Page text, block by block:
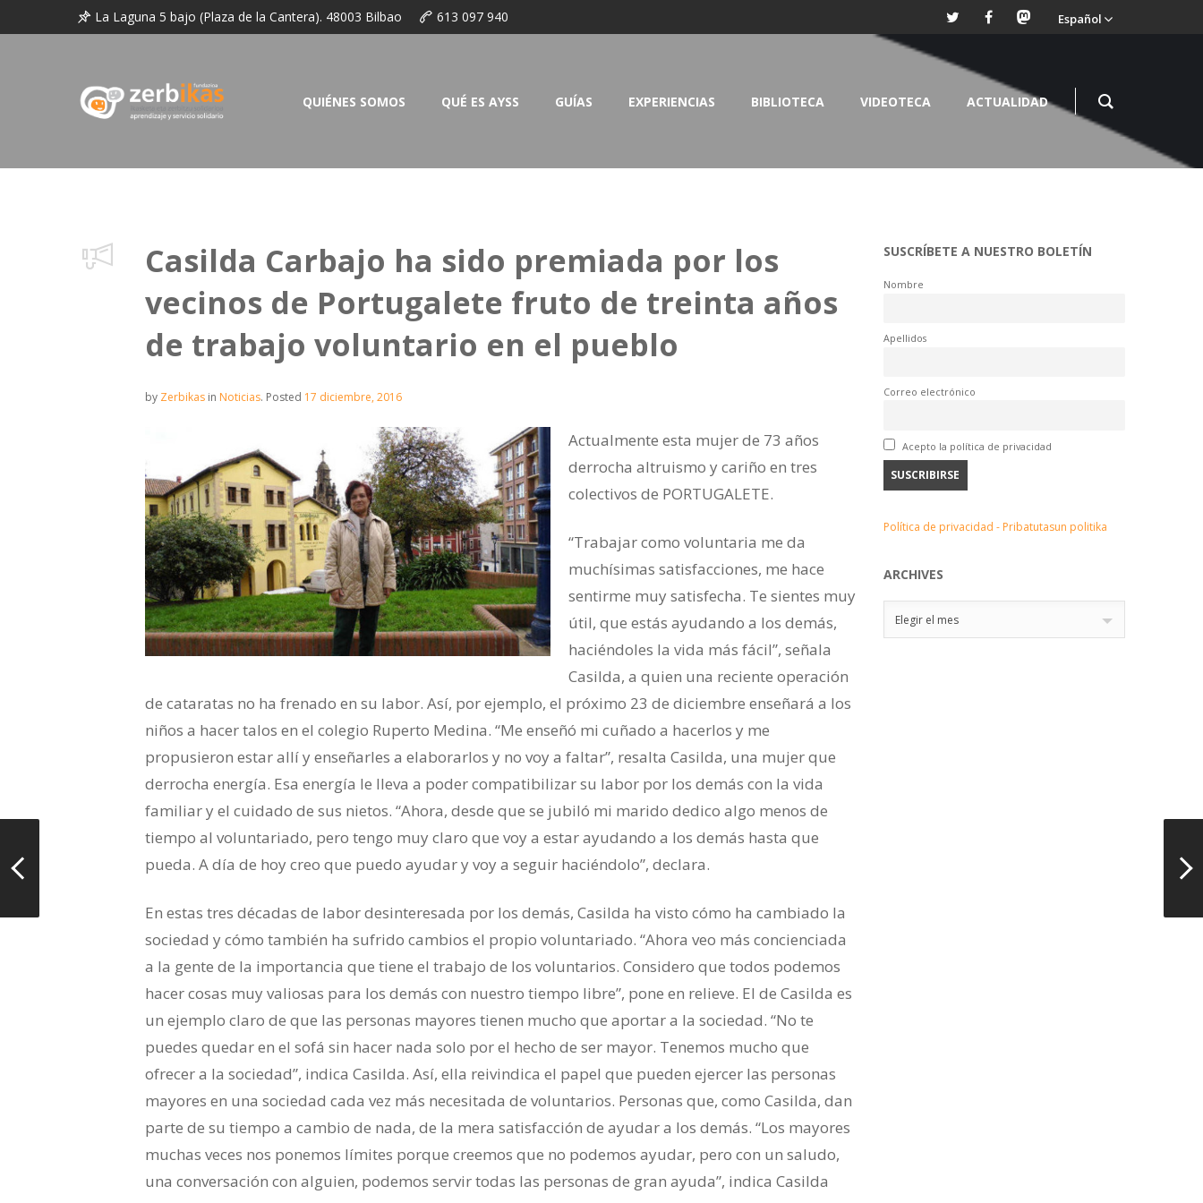
La Laguna 5 bajo (Plaza de la Cantera). 48003 Bilbao 613 097 940 Español
QUIÉNES SOMOS QUÉ ES AYSS GUÍAS EXPERIENCIAS BIBLIOTECA VIDEOTECA ACTUALIDAD
Casilda Carbajo ha sido premiada por los
vecinos de Portugalete fruto de treinta años
de trabajo voluntario en el pueblo
by Zerbikas in Noticias. Posted 17 diciembre, 2016
Actualmente esta mujer de 73 años
derrocha altruismo y cariño en tres
colectivos de PORTUGALETE.
“Trabajar como voluntaria me da
muchísimas satisfacciones, me hace
sentirme muy satisfecha. Te sientes muy
útil, que estás ayudando a los demás,
haciéndoles la vida más fácil”, señala
Casilda, a quien una reciente operación
de cataratas no ha frenado en su labor. Así, por ejemplo, el próximo 23 de diciembre enseñará a los
niños a hacer talos en el colegio Ruperto Medina. “Me enseñó mi cuñado a hacerlos y me
propusieron estar allí y enseñarles a elaborarlos y no voy a faltar”, resalta Casilda, una mujer que
derrocha energía. Esa energía le lleva a poder compatibilizar su labor por los demás con la vida
familiar y el cuidado de sus nietos. “Ahora, desde que se jubiló mi marido dedico algo menos de
tiempo al voluntariado, pero tengo muy claro que voy a estar ayudando a los demás hasta que
pueda. A día de hoy creo que puedo ayudar y voy a seguir haciéndolo”, declara.
En estas tres décadas de labor desinteresada por los demás, Casilda ha visto cómo ha cambiado la
sociedad y cómo también ha sufrido cambios el propio voluntariado. “Ahora veo más concienciada
a la gente de la importancia que tiene el trabajo de los voluntarios. Considero que todos podemos
hacer cosas muy valiosas para los demás con nuestro tiempo libre”, pone en relieve. El de Casilda es
un ejemplo claro de que las personas mayores tienen mucho que aportar a la sociedad. “No te
puedes quedar en el sofá sin hacer nada solo por el hecho de ser mayor. Tenemos mucho que
ofrecer a la sociedad”, indica Casilda. Así, ella reivindica el papel que pueden ejercer las personas
mayores en una sociedad cada vez más necesitada de voluntarios. Personas que, como Casilda, dan
parte de su tiempo a cambio de nada, de la mera satisfacción de ayudar a los demás. “Los mayores
muchas veces nos ponemos límites porque creemos que no podemos ayudar, pero con un saludo,
una conversación con alguien, podemos servir todas las personas de gran ayuda”, indica Casilda
SUSCRÍBETE A NUESTRO BOLETÍN
Nombre
Apellidos
Correo electrónico
Acepto la política de privacidad
Política de privacidad - Pribatutasun politika
ARCHIVES
Elegir el mes